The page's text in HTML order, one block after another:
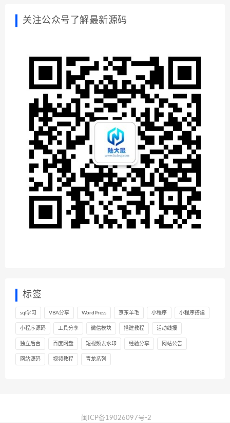
关注公众号了解最新源码
标签
sql学习 VBA分享 WordPress 京东羊毛 小程序 小程序搭建
小程序源码 工具分享 微信模块 搭建教程 活动线报
独立后台 百度网盘 短视频去水印 经验分享 网站公告
网站源码 视频教程 青龙系列
闽ICP备19026097号-2